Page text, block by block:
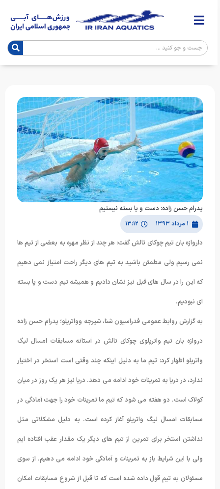
پدرام حسن زاده: دست و پا بسته نیستیم
۱۳:۱۲
داروازه بان تیم چوکای تالش گفت: هر چند از نظر مهره به بعضی از تیم ها
نمی رسیم ولی مطمئن باشید به تیم های دیگر راحت امتیاز نمی دهیم
که این را در سال های قبل نیز نشان دادیم و همیشه تیم دست و پا بسته
ای نبودیم.
به گزارش روابط عمومی فدراسیون شنا، شیرجه وواترپلو؛ پدرام حسن زاده
دروازه بان تیم واترپلوی چوکای تالش در آستانه مسابقات امسال لیگ
واترپلو اظهار کرد: تیم ما به دلیل اینکه چند وقتی است استخر در اختیار
ندارد، در دریا به تمرینات خود ادامه می دهد. دریا نیز هر یک روز در میان
کولاک است. دو هفته می شود که تیم ما تمرینات خود را جهت آمادگی در
مسابقات امسال لیگ واترپلو آغاز کرده است. به دلیل مشکلاتی مثل
نداشتن استخر برای تمرین از تیم های دیگر یک مقدار عقب افتاده ایم
ولی با این شرایط باز به تمرینات و آمادگی خود ادامه می دهیم. از سوی
مسئولان به تیم قول داده شده است که تا قبل از شروع مسابقات امکان